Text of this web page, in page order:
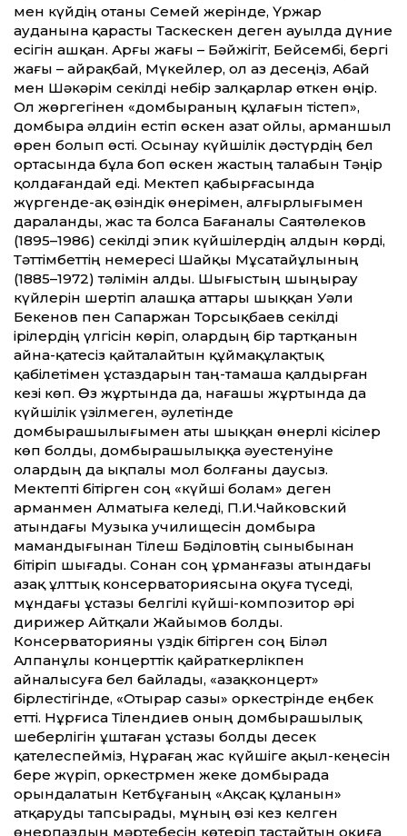
мен күйдің отаны Семей жерінде, Үржар
ауданына қарасты Таскескен деген ауылда дүние
есігін ашқан. Арғы жағы – Бәйжігіт, Бейсембі, бергі
жағы – Қайрақбай, Мүкейлер, ол аз десеңіз, Абай
мен Шәкәрім секілді небір залқарлар өткен өңір.
Ол жөргегінен «домбыраның құлағын тістеп»,
домбыра әлдиін естіп өскен азат ойлы, арманшыл
өрен болып өсті. Осынау күйшілік дәстүрдің бел
ортасында бұла боп өскен жастың талабын Тәңір
қолдағандай еді. Мектеп қабырғасында
жүргенде-ақ өзіндік өнерімен, алғырлығымен
дараланды, жас та болса Бағаналы Саятөлеков
(1895–1986) секілді эпик күйшілердің алдын көрді,
Тәт­тімбет­тің немересі Шайқы Мұсатайұлының
(1885–1972) тәлімін алды. Шығыстың шыңырау
күйлерін шертіп алашқа ат­тары шыққан Уәли
Бекенов пен Сапаржан Торсықбаев секілді
ірілердің үлгісін көріп, олардың бір тартқанын
айна-қатесіз қайталайтын құймақұлақтық
қабілетімен ұстаздарын таң-тамаша қалдырған
кезі көп. Өз жұртында да, нағашы жұртында да
күйшілік үзілмеген, әулетінде
домбырашылығымен аты шыққан өнерлі кісілер
көп болды, домбырашылыққа әуестенуіне
олардың да ықпалы мол болғаны даусыз.
Мектепті бітірген соң «күйші болам» деген
арманмен Алматыға келеді, П.И.Чайковский
атындағы Музыка училищесін домбыра
мамандығынан Тілеш Бәділовтің сыныбынан
бітіріп шығады. Сонан соң Құрманғазы атындағы
Қазақ ұлт­тық консерваториясына оқуға түседі,
мұндағы ұстазы белгілі күйші-композитор әрі
дирижер Айт­қали Жайымов болды.
Консерваторияны үздік бітірген соң Біләл
Алпанұлы концерт­тік қайраткерлікпен
айналысуға бел байлады, «Қазақконцерт»
бірлестігінде, «Отырар сазы» оркестрінде еңбек
ет­ті. Нұрғиса Тілендиев оның домбырашылық
шеберлігін ұштаған ұстазы болды десек
қателеспейміз, Нұрағаң жас күйшіге ақыл-кеңесін
бере жүріп, оркестрмен жеке домбырада
орындалатын Кетбұғаның «Ақсақ құланын»
атқаруды тапсырады, мұның өзі кез келген
өнерпаздың мәртебесін көтеріп тастайтын оқиға